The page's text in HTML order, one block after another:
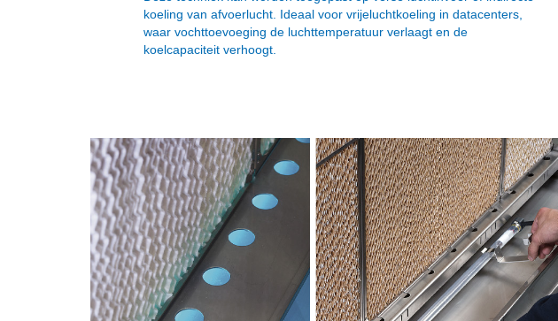
koeling van afvoerlucht. Ideaal voor vrijeluchtkoeling in datacenters,
waar vochttoevoeging de luchttemperatuur verlaagt en de
koelcapaciteit verhoogt.